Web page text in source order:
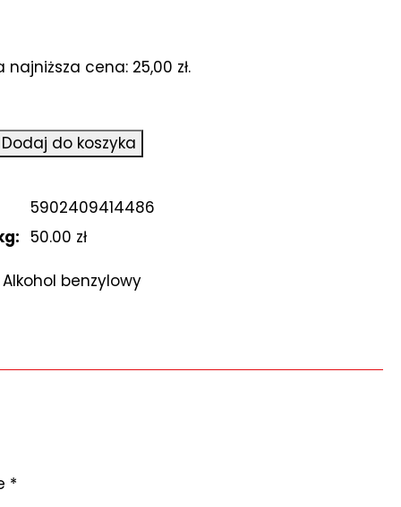
najniższa cena: 25,00 zł.
Dodaj do koszyka
5902409414486
50.00 zł
Alkohol benzylowy
*